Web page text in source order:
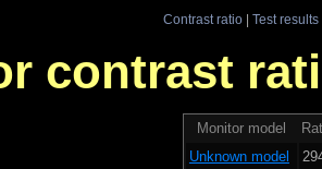
Contrast ratio| Test results
contrast
Monitor model
Unknown model